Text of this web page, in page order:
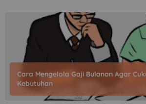
Cara Mengelola Gaji Bulanan Agar
Kebutuhan